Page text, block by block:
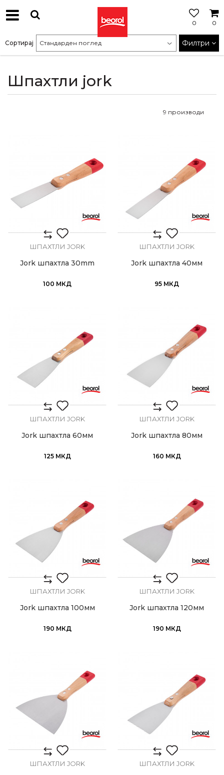
0
0
МОЖНОСТ
БЕСПЛАТНА
ИСПОРАКА
Шпахтли jork
Сортирај Филтри
9 производи
ШПАХТЛИ JORK
Jork шпахтла 30mm
100 МКД
ШПАХТЛИ JORK
Jork шпахтла 40мм
95 МКД
ШПАХТЛИ JORK
Jork шпахтла 60мм
125 МКД
ШПАХТЛИ JORK
Jork шпахтла 80мм
160 МКД
ШПАХТЛИ JORK
Jork шпахтла 100мм
190 МКД
ШПАХТЛИ JORK
Jork шпахтла 120мм
190 МКД
ШПАХТЛИ JORK ШПАХТЛИ JORK